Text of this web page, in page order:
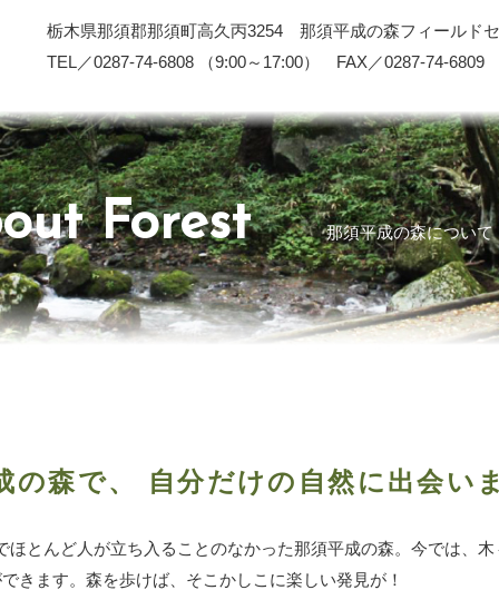
栃木県那須郡那須町高久丙3254 那須平成の森フィールド
TEL／0287-74-6808 （9:00～17:00） FAX／0287-74-6809
Forest 那須平成の森について
の森で、 自分だけの自然に出会い
ほとんど人が立ち入ることのなかった那須平成の森。今では、
きます。森を歩けば、そこかしこに楽しい発見が！